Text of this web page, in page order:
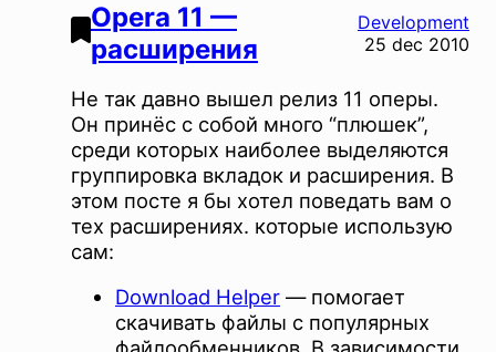
Opera 11 —
расширения
Development
25 dec 2010
Не так давно вышел релиз 11 оперы.
Он принёс с собой много “плюшек”,
среди которых наиболее выделяются
группировка вкладок и расширения. В
этом посте я бы хотел поведать вам о
тех расширениях. которые использую
сам:
Download Helper — помогает
скачивать файлы с популярных